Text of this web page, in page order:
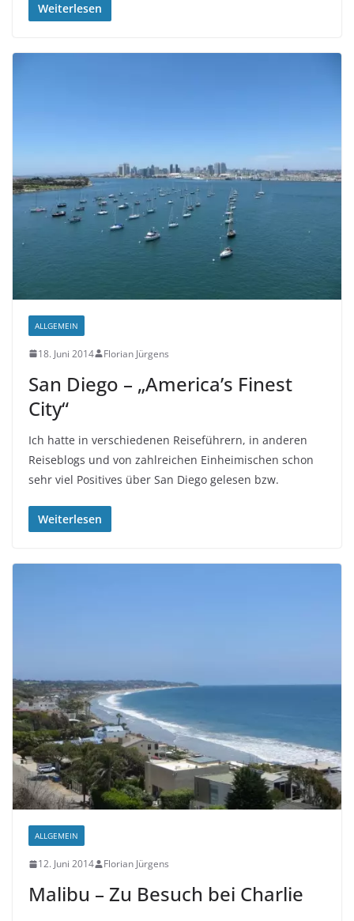
Weiterlesen
ALLGEMEIN
18. Juni 2014 Florian Jürgens
San Diego – „America’s Finest
City“
Ich hatte in verschiedenen Reiseführern, in anderen
Reiseblogs und von zahlreichen Einheimischen schon
sehr viel Positives über San Diego gelesen bzw.
Weiterlesen
ALLGEMEIN
12. Juni 2014 Florian Jürgens
Malibu – Zu Besuch bei Charlie